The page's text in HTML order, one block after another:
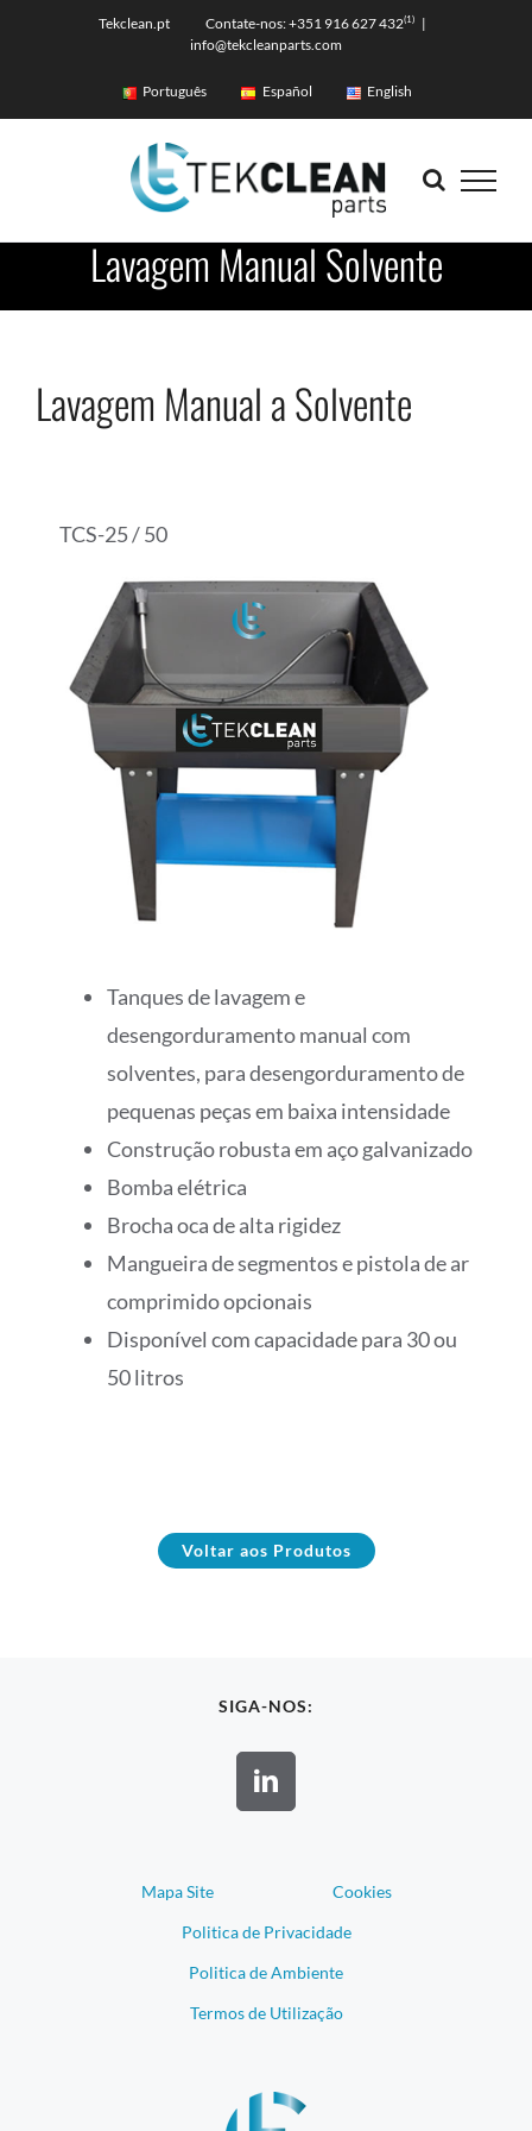
Tekclean.pt Contate-nos: +351 916 627 432(1)
|
info@tekcleanparts.com
Português Español English
Lavagem Manual Solvente
Lavagem Manual a Solvente
TCS-25 / 50
Tanques de lavagem e
desengorduramento manual com
solventes, para desengorduramento de
pequenas peças em baixa intensidade
Construção robusta em aço galvanizado
Bomba elétrica
Brocha oca de alta rigidez
Mangueira de segmentos e pistola de ar
comprimido opcionais
Disponível com capacidade para 30 ou
50 litros
Voltar aos Produtos
SIGA-NOS:
Mapa Site
Cookies
Politica de Privacidade
Politica de Ambiente
Termos de Utilização